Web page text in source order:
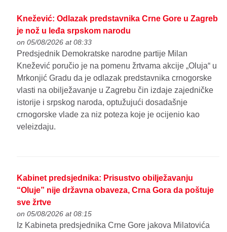
Knežević: Odlazak predstavnika Crne Gore u Zagreb
je nož u leđa srpskom narodu
on 05/08/2026 at 08:33
Predsjednik Demokratske narodne partije Milan
Knežević poručio je na pomenu žrtvama akcije „Oluja“ u
Mrkonjić Gradu da je odlazak predstavnika crnogorske
vlasti na obilježavanje u Zagrebu čin izdaje zajedničke
istorije i srpskog naroda, optužujući dosadašnje
crnogorske vlade za niz poteza koje je ocijenio kao
veleizdaju.
Kabinet predsjednika: Prisustvo obilježavanju
“Oluje” nije državna obaveza, Crna Gora da poštuje
sve žrtve
on 05/08/2026 at 08:15
Iz Kabineta predsjednika Crne Gore jakova Milatovića